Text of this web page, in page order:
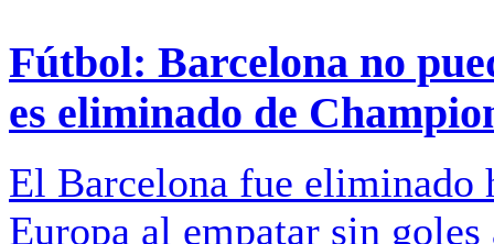
Fútbol: Barcelona no
es eliminado de
El Barcelona fue eliminado
Europa al empatar sin